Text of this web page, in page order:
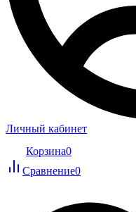
Личный кабинет
Корзина0
Сравнение0